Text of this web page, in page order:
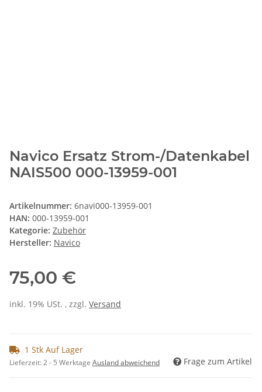
Navico Ersatz Strom-/Datenkabel
NAIS500 000-13959-001
Artikelnummer: 6navi000-13959-001
HAN: 000-13959-001
Kategorie: Zubehör
Hersteller: Navico
75,00 €
inkl. 19% USt. , zzgl. Versand
1 Stk Auf Lager
Lieferzeit:2 - 5 Werktage Ausland abweichend Frage zum Artikel